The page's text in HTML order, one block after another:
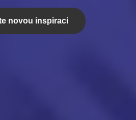
novou inspiraci